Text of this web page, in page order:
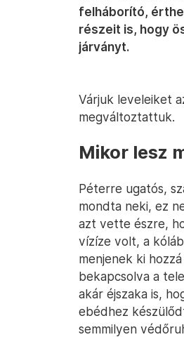
felháborító,
részeit is, hogy
járványt.
Várjuk leveleiket
megváltoztattuk.
Mikor lesz
Péterre ugatós,
mondta neki, ez
azt vette észre,
vízíze volt, a
menjenek ki
bekapcsolva a
akár éjszaka is,
ebédhez
semmilyen